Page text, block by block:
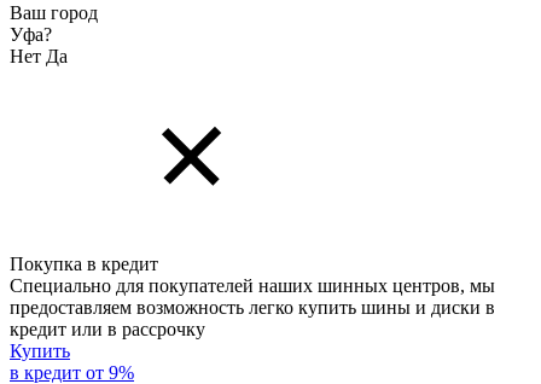
Ваш город
Уфа?
Нет Да
Покупка в кредит
Специально для покупателей наших шинных центров, мы
предоставляем возможность легко купить шины и диски в
кредит или в рассрочку
Купить
в кредит от 9%